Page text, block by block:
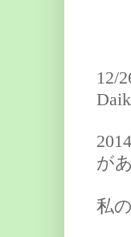
12/
が
私